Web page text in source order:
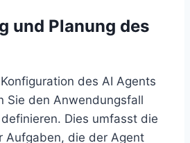
und Planung des
des AI Agents
Sie den Anwendungsfall
Dies umfasst die
Aufgaben, die der Agent